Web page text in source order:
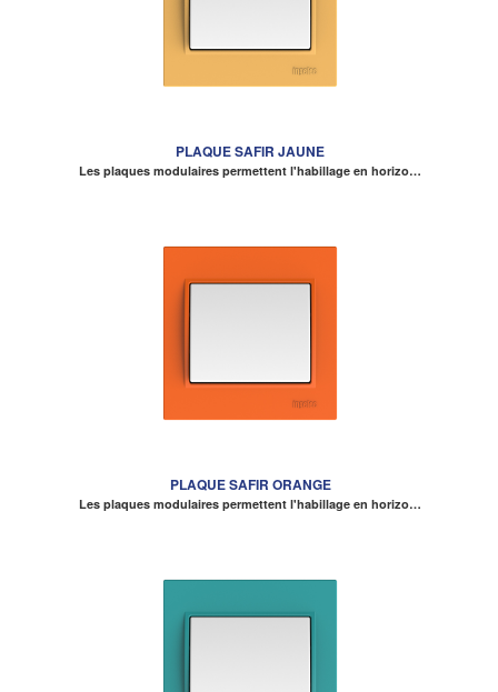
PLAQUE SAFIR JAUNE
Les plaques modulaires permettent l'habillage en horizo…
PLAQUE SAFIR ORANGE
Les plaques modulaires permettent l'habillage en horizo…